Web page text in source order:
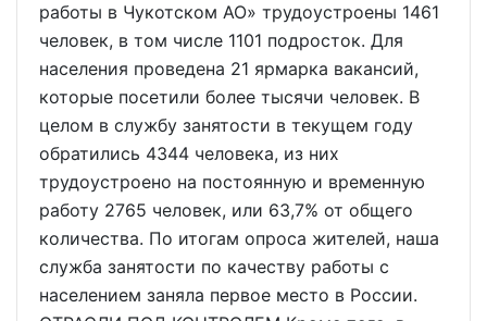
работы в Чукотском АО» трудоустроены 1461
человек, в том числе 1101 подросток. Для
населения проведена 21 ярмарка вакансий,
которые посетили более тысячи человек. В
целом в службу занятости в текущем году
обратились 4344 человека, из них
трудоустроено на постоянную и временную
работу 2765 человек, или 63,7% от общего
количества. По итогам опроса жителей, наша
служба занятости по качеству работы с
населением заняла первое место в России.